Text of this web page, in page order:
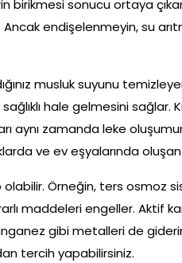
birikmesi sonucu ortaya
endişelenmeyin, su
musluk suyunu
hale gelmesini sağlar.
aynı zamanda leke
ve ev eşyalarında
Örneğin, ters osmoz
maddeleri engeller. Aktif
gibi metalleri de
tercih yapabilirsiniz.